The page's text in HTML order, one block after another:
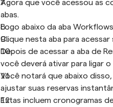
Agora que você acessou as
abas.
Logo abaixo da aba
Clique nesta aba para
Depois de acessar a aba de
você deverá ativar para ligar
Você notará que abaixo
ajustar suas reservas
Estas incluem cronogramas